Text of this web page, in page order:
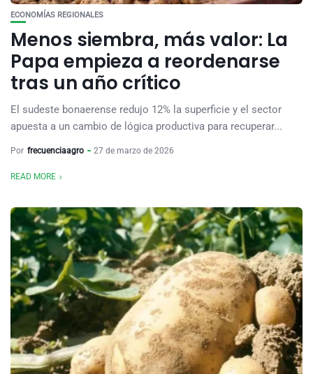
ECONOMÍAS REGIONALES
Menos siembra, más valor: La
Papa empieza a reordenarse
tras un año crítico
El sudeste bonaerense redujo 12% la superficie y el sector
apuesta a un cambio de lógica productiva para recuperar...
Por frecuenciaagro 27 de marzo de 2026
READ MORE